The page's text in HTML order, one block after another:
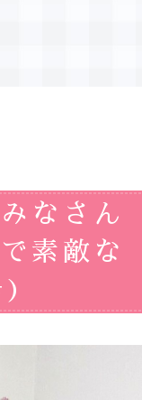
なさん
素敵な